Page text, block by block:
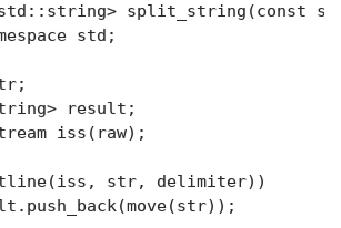
split_string(const
std;
result;
iss(raw);
str, delimiter))